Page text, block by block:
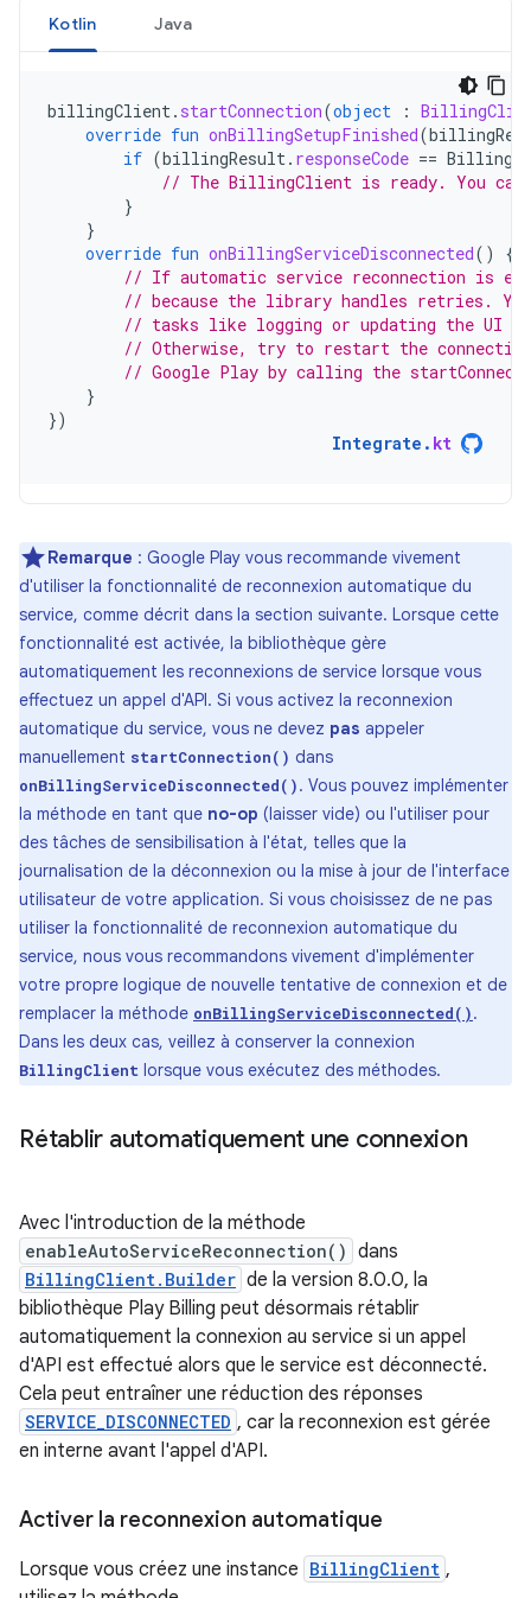
Kotlin Java
billingClient. startConnection(object :
override fun onBillingSetupFinished(
if (billingResult. responseCode ==
// The BillingClient is ready. You can
}
}
override fun onBillingServiceDisconnected()
{
// If automatic service reconnection is
// because the library handles retries.
// tasks like logging or updating the UI
// Otherwise, try to restart the
// Google Play by calling the
}
})
Integrate . kt
Remarque : Google Play vous recommande vivement
d'utiliser la fonctionnalité de reconnexion automatique du
service, comme décrit dans la section suivante. Lorsque cette
fonctionnalité est activée, la bibliothèque gère
automatiquement les reconnexions de service lorsque vous
effectuez un appel d'API. Si vous activez la reconnexion
automatique du service, vous ne devez pas appeler
manuellement startConnection() dans
onBillingServiceDisconnected(). Vous pouvez implémenter
la méthode en tant que no-op (laisser vide) ou l'utiliser pour
des tâches de sensibilisation à l'état, telles que la
journalisation de la déconnexion ou la mise à jour de l'interface
utilisateur de votre application. Si vous choisissez de ne pas
utiliser la fonctionnalité de reconnexion automatique du
service, nous vous recommandons vivement d'implémenter
votre propre logique de nouvelle tentative de connexion et de
remplacer la méthode onBillingServiceDisconnected().
Dans les deux cas, veillez à conserver la connexion
BillingClient lorsque vous exécutez des méthodes.
Rétablir automatiquement une connexion
Avec l'introduction de la méthode
enableAutoServiceReconnection() dans
BillingClient.Builder de la version 8.0.0, la
bibliothèque Play Billing peut désormais rétablir
automatiquement la connexion au service si un appel
d'API est effectué alors que le service est déconnecté.
Cela peut entraîner une réduction des réponses
SERVICE_DISCONNECTED , car la reconnexion est gérée
en interne avant l'appel d'API.
Activer la reconnexion automatique
Lorsque vous créez une instance BillingClient ,